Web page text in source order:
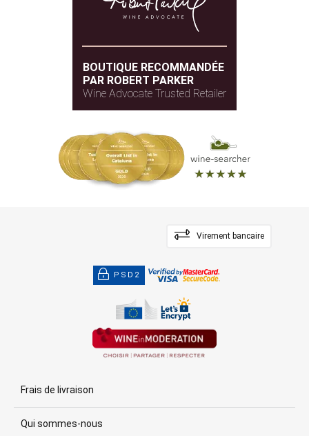
BOUTIQUE RECOMMANDÉE
PAR ROBERT PARKER
Wine Advocate Trusted Retailer
Virement bancaire
PSD2
Frais de livraison
Qui sommes-nous